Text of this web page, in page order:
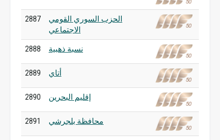
2887
الحزب السوري القومي
الاجتماعي
2888 نسبة ذهبية
2889 أتاي
2890 إقليم البحرين
2891 محافظة بلجرشي